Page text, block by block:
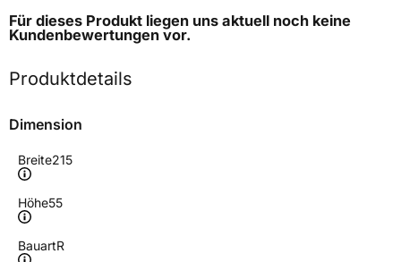
Für dieses Produkt liegen uns aktuell noch keine
Kundenbewertungen vor.
Produktdetails
Dimension
Breite215
Höhe55
BauartR